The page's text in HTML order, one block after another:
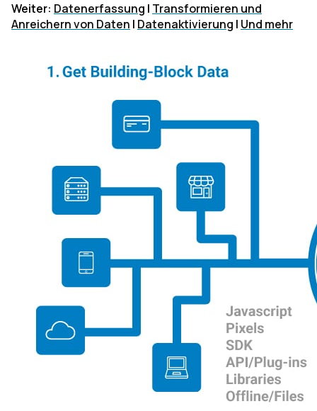
Weiter: Datenerfassung | Transformieren und
Anreichern von Daten | Datenaktivierung | Und mehr